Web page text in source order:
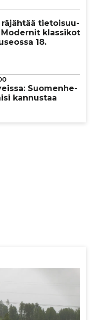
tie­toi­suu­
Modernit klassikot
18.
Suo­men­he­
kannustaa